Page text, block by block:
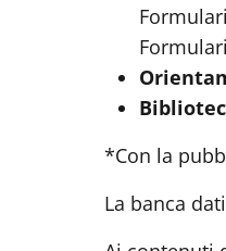
*Con la
La banca